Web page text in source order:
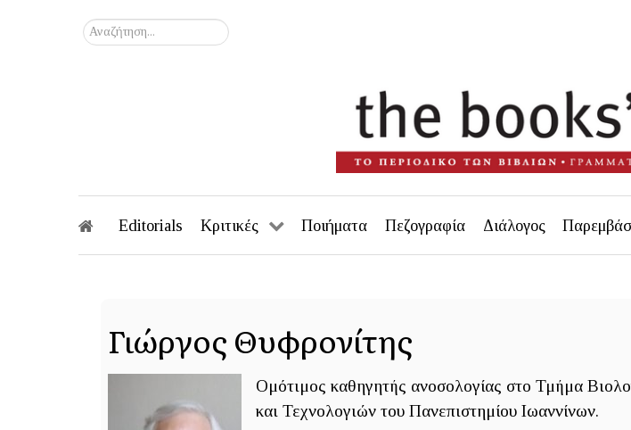
Αναζήτηση...
Editorials Κριτικές Ποιήματα Πεζογραφία Διάλογος
Γιώργος Θυφρονίτης
Ομότιμος καθηγητής ανοσολογίας στο Τμήμα
και Τεχνολογιών του Πανεπιστημίου Ιωαννίνων.